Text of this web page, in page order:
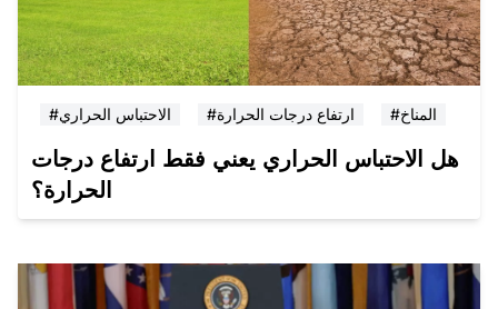
#الاحتباس الحراري #ارتفاع درجات الحرارة #المناخ
هل الاحتباس الحراري يعني فقط ارتفاع درجات
الحرارة؟